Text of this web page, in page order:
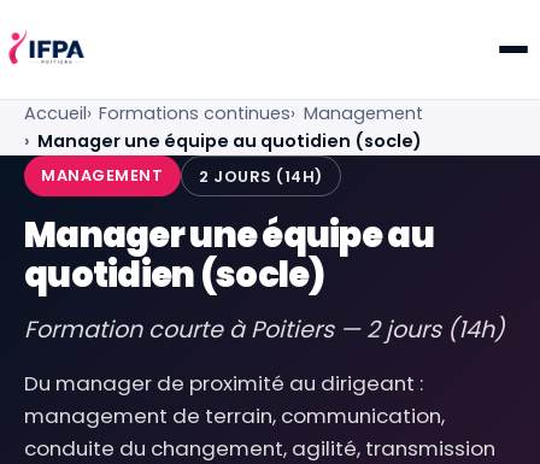
IFPA Poitiers — Centre de formation professionnelle
Accueil Formations continues Management
Manager une équipe au quotidien (socle)
MANAGEMENT 2 JOURS (14H)
Manager une équipe au
quotidien (socle)
Formation courte à Poitiers — 2 jours (14h)
Du manager de proximité au dirigeant :
management de terrain, communication,
conduite du changement, agilité, transmission